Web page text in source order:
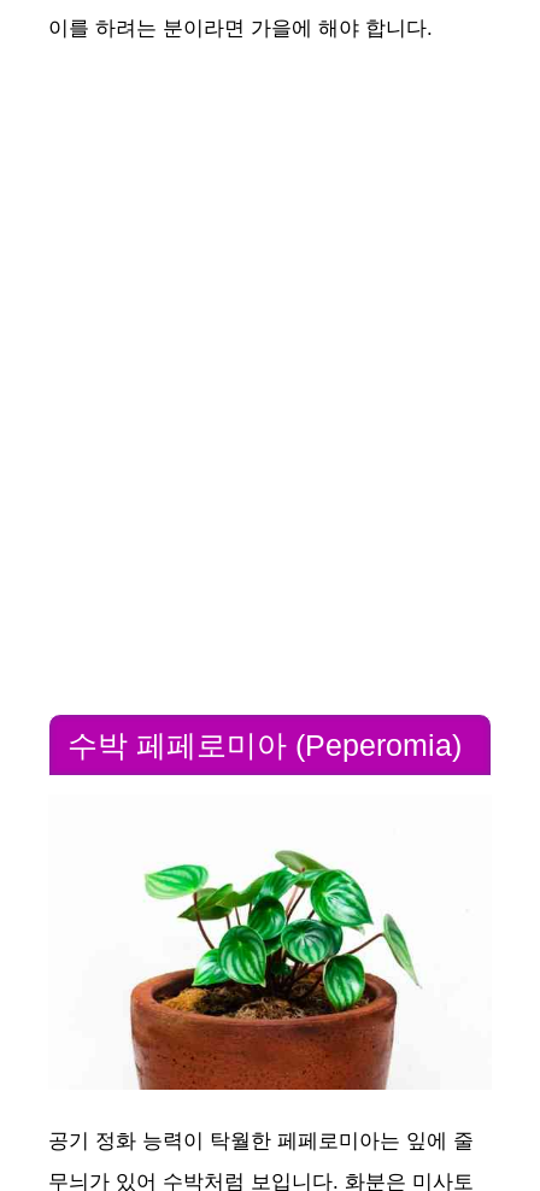
이를 하려는 분이라면 가을에 해야 합니다.
수박 페페로미아 (Peperomia)
공기 정화 능력이 탁월한 페페로미아는 잎에 줄
무늬가 있어 수박처럼 보입니다. 화분은 미사토